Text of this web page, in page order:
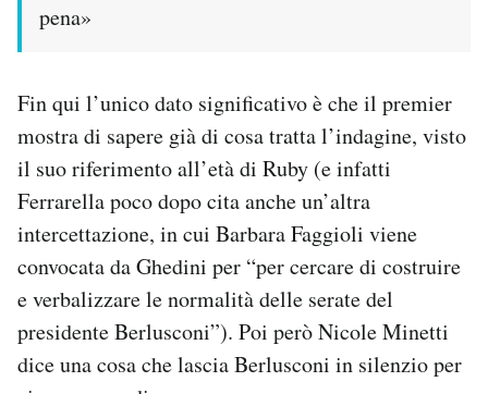
pena»
Fin qui l’unico dato significativo è che il premier
mostra di sapere già di cosa tratta l’indagine, visto
il suo riferimento all’età di Ruby (e infatti
Ferrarella poco dopo cita anche un’altra
intercettazione, in cui Barbara Faggioli viene
convocata da Ghedini per “per cercare di costruire
e verbalizzare le normalità delle serate del
presidente Berlusconi”). Poi però Nicole Minetti
dice una cosa che lascia Berlusconi in silenzio per